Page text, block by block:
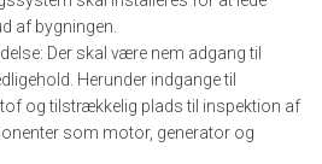
af bygningen.
Der skal være nem adgang til
Herunder indgange til
og tilstrækkelig plads til inspektion af
som motor, generator og